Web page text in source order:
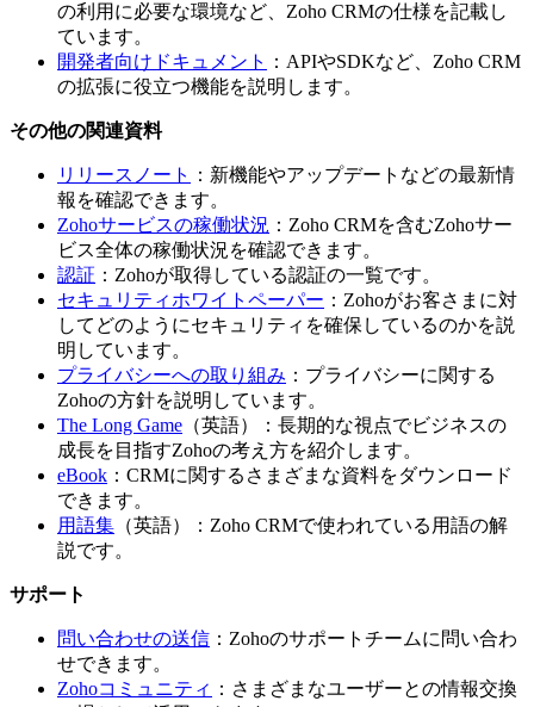
の利用に必要な環境など、Zoho CRMの仕様を記載し
ています。
開発者向けドキュメント
：APIやSDKなど、Zoho CRM
の拡張に役立つ機能を説明します。
その他の関連資料
リリースノート
：新機能やアップデートなどの最新情
報を確認できます。
Zohoサービスの稼働状況 ：Zoho CRMを含むZohoサー
ビス全体の稼働状況を確認できます。
認証 ：Zohoが取得している認証の一覧です。
セキュリティホワイトペーパー ：Zohoがお客さまに対
してどのようにセキュリティを確保しているのかを説
明しています。
プライバシーへの取り組み ：プライバシーに関する
Zohoの方針を説明しています。
The Long Game （英語）：長期的な視点でビジネスの
成長を目指すZohoの考え方を紹介します。
eBook ：CRMに関するさまざまな資料をダウンロード
できます。
用語集 （英語）：Zoho CRMで使われている用語の解
説です。
サポート
問い合わせの送信 ：Zohoのサポートチームに問い合わ
せできます。
Zohoコミュニティ ：さまざまなユーザーとの情報交換